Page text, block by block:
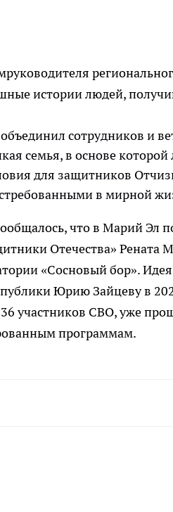
истории людей,
сотрудников и
семья, в основе
для защитников
в мирной
что в Марий Эл
Отечества» Рената
«Сосновый бор».
Юрию Зайцеву в
участников СВО, уже
программам.